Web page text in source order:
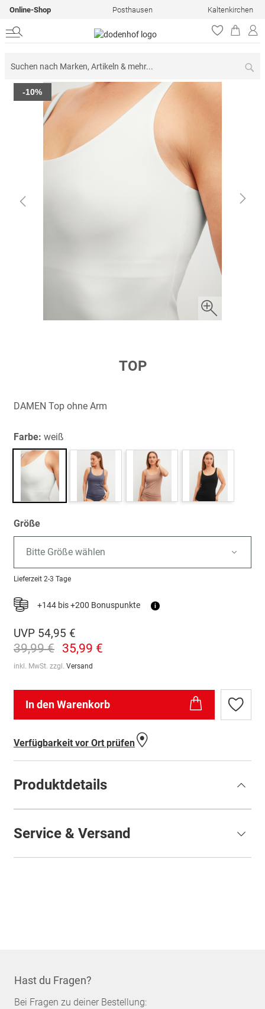
Online-Shop Posthausen Kaltenkirchen
Zum
Ende
Bildergalerie
-10%
springen
TOP
DAMEN Top ohne Arm
Farbe: weiß
Größe
Bitte Größe wählen
Lieferzeit 2-3 Tage
+144 bis +200 Bonuspunkte i
UVP 54,95 €
39,99 € 35,99 €
inkl. MwSt. zzgl. Versand
In den Warenkorb
Zur
Verfügbarkeit vor Ort prüfen
Produktdetails
Service & Versand
Hast du Fragen?
Bei Fragen zu deiner Bestellung: